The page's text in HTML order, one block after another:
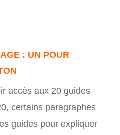
: UN POUR
accès aux 20 guides
certains paragraphes
guides pour expliquer